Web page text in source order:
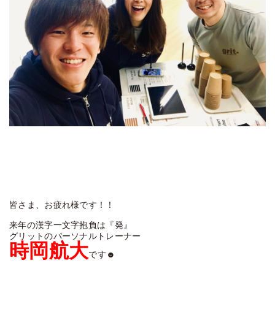
皆さま、お疲れ様です！！
来年の漢字一文字抱負は『発』
グリットのパーソナルトレーナー
時岡航大です☻